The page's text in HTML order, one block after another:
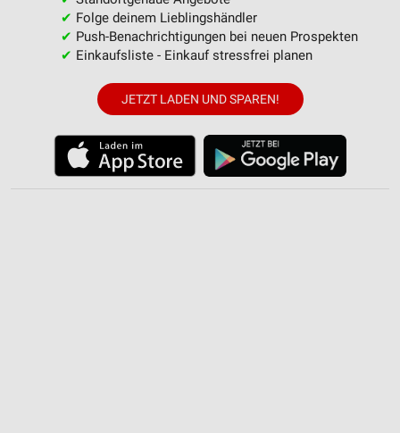
✔ Folge deinem Lieblingshändler
✔ Push-Benachrichtigungen bei neuen Prospekten
✔ Einkaufsliste - Einkauf stressfrei planen
JETZT LADEN UND SPAREN!
Funktional
Werbung